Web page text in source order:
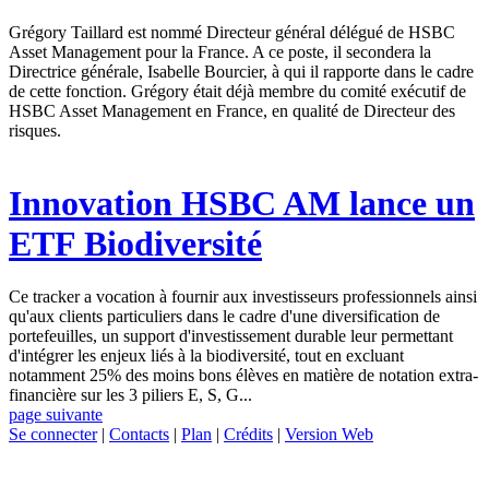
Grégory Taillard est nommé Directeur général délégué de HSBC
Asset Management pour la France. A ce poste, il secondera la
Directrice générale, Isabelle Bourcier, à qui il rapporte dans le cadre
de cette fonction. Grégory était déjà membre du comité exécutif de
HSBC Asset Management en France, en qualité de Directeur des
risques.
Innovation HSBC AM lance un
ETF Biodiversité
Ce tracker a vocation à fournir aux investisseurs professionnels ainsi
qu'aux clients particuliers dans le cadre d'une diversification de
portefeuilles, un support d'investissement durable leur permettant
d'intégrer les enjeux liés à la biodiversité, tout en excluant
notamment 25% des moins bons élèves en matière de notation extra-
financière sur les 3 piliers E, S, G...
page suivante
Se connecter| Contacts | Plan | Crédits | Version Web